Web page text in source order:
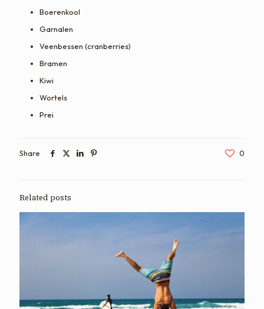
Boerenkool
Garnalen
Veenbessen (cranberries)
Bramen
Kiwi
Wortels
Prei
Share 0
Related posts